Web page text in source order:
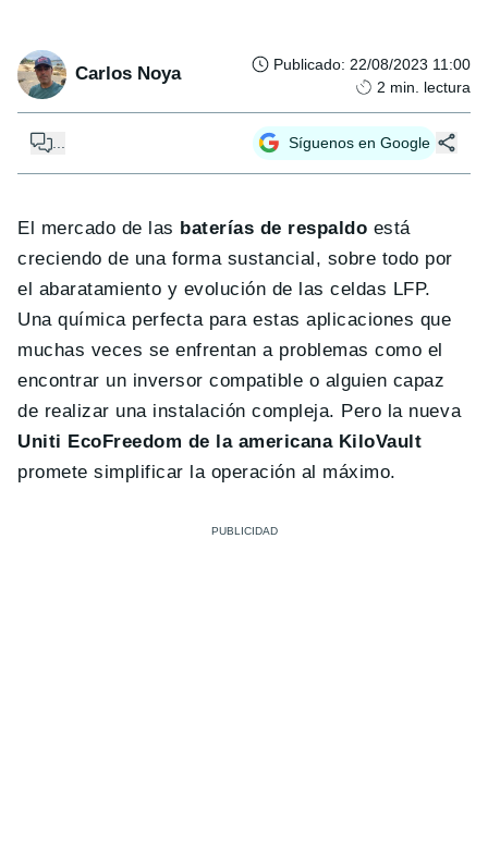
Carlos Noya Publicado: 22/08/2023 11:00
2 min. lectura
Síguenos en Google
El mercado de las baterías de respaldo está
creciendo de una forma sustancial, sobre todo por
el abaratamiento y evolución de las celdas LFP.
Una química perfecta para estas aplicaciones que
muchas veces se enfrentan a problemas como el
encontrar un inversor compatible o alguien capaz
de realizar una instalación compleja. Pero la nueva
Uniti EcoFreedom de la americana KiloVault
promete simplificar la operación al máximo.